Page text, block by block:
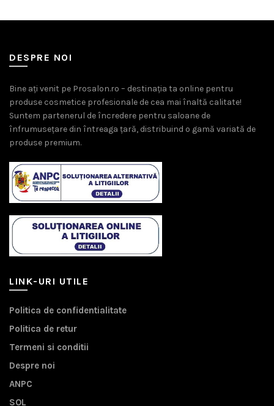
DESPRE NOI
Bine ați venit pe Prosalon.ro – destinația ta online pentru
produse cosmetice profesionale de cea mai înaltă calitate!
Suntem partenerul de încredere pentru saloane de
înfrumusețare din întreaga țară, distribuind o gamă variată de
produse premium.
LINK-URI UTILE
Politica de confidentialitate
Politica de retur
Termeni si conditii
Despre noi
ANPC
SOL